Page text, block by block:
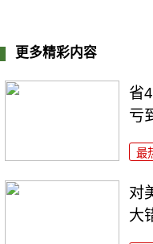
更多精彩内容
省
亏
最
对
大